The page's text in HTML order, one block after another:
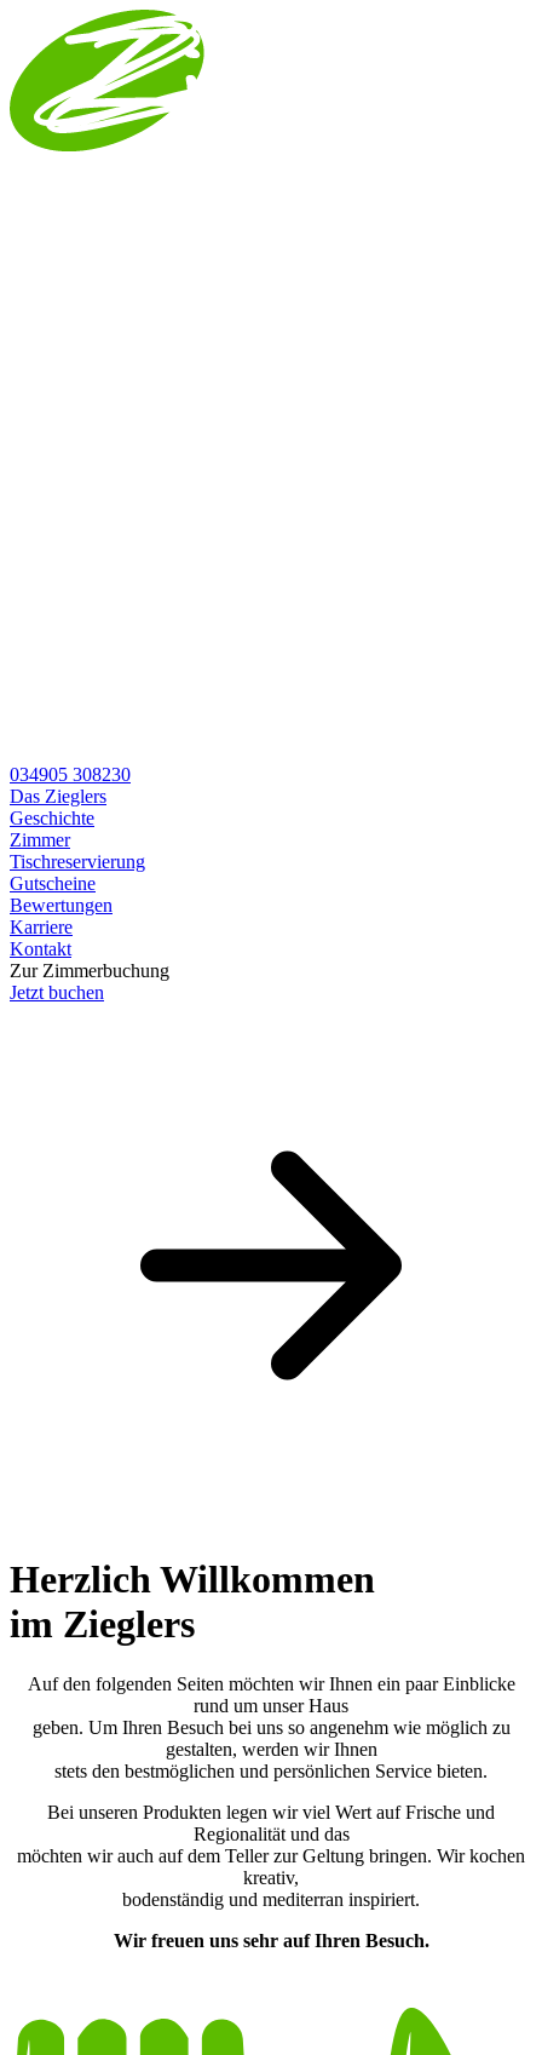
034905 308230
Das Zieglers
Geschichte
Zimmer
Tischreservierung
Gutscheine
Bewertungen
Karriere
Kontakt
Zur Zimmerbuchung
Jetzt buchen
Herzlich Willkommen
im Zieglers
Auf den folgenden Seiten möchten wir Ihnen ein paar Einblicke
rund um unser Haus
geben. Um Ihren Besuch bei uns so angenehm wie möglich zu
gestalten, werden wir Ihnen
stets den bestmöglichen und persönlichen Service bieten.
Bei unseren Produkten legen wir viel Wert auf Frische und
Regionalität und das
möchten wir auch auf dem Teller zur Geltung bringen. Wir kochen
kreativ,
bodenständig und mediterran inspiriert.
Wir freuen uns sehr auf Ihren Besuch.